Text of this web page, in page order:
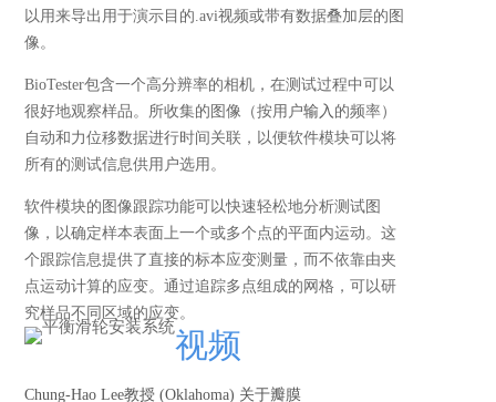
以用来导出用于演示目的.avi视频或带有数据叠加层的图
像。
BioTester包含一个高分辨率的相机，在测试过程中可以
很好地观察样品。所收集的图像（按用户输入 的频率）
自动和力位移数据进行时间关联，以便软件模块可以将
所有的测试信息供用户选用。
软件模块的图像跟踪功能可以快速轻松地分析测试图
像，以确定样本表面上一个或多个点的平面内运动。这
个跟踪信息提供了直接的标本应变测量，而不依靠由夹
点运动计算的应变。通过追踪多点组成的网格，可以研
究样品不同区域的应变。
视频
Chung-Hao Lee教授 (Oklahoma) 关于瓣膜